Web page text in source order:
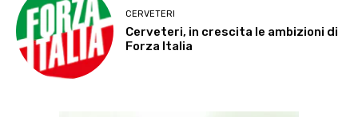
CERVETERI
Cerveteri, in crescita le ambizioni di
Forza Italia